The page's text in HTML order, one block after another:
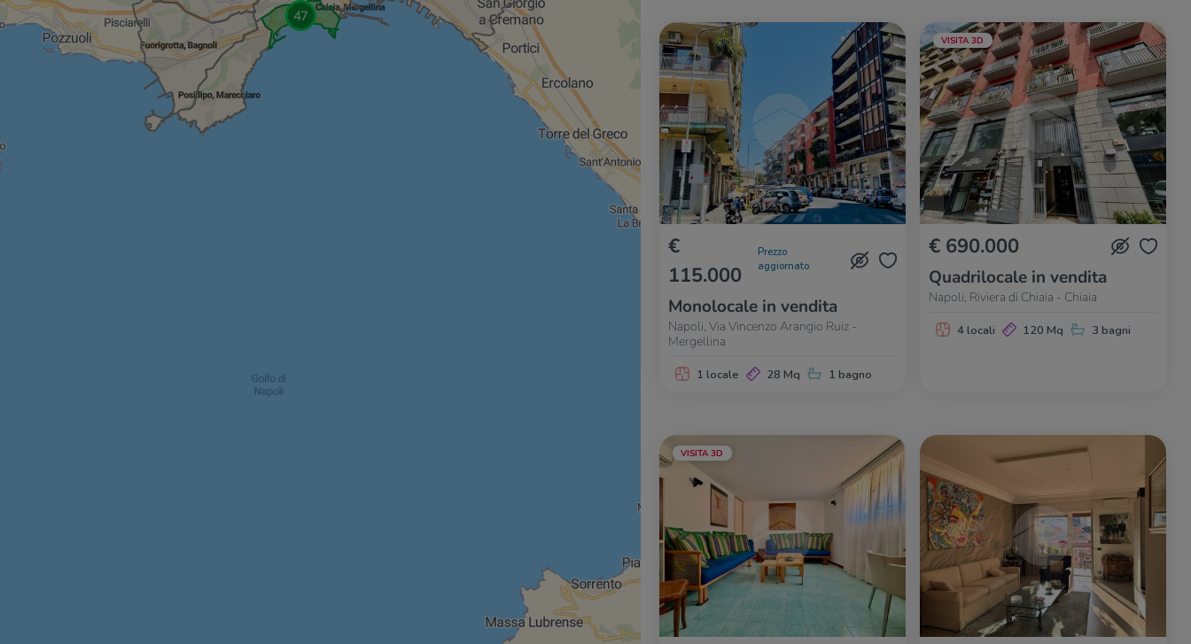
€
115.000
Prezzo
aggiornato
Monolocale in vendita
Napoli, Via Vincenzo Arangio Ruiz -
Mergellina
1 locale 28 Mq 1 bagno
VISITA 3D
€ 690.000
Quadrilocale in vendita
Napoli, Riviera di Chiaia - Chiaia
4 locali 120 Mq 3 bagni
VISITA 3D